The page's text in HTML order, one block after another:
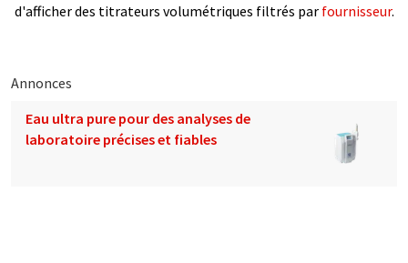
d'afficher des titrateurs volumétriques filtrés par fournisseur.
Annonces
Eau ultra pure pour des analyses de
laboratoire précises et fiables